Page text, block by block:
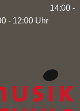
Uhr 14:00 -
12:00 Uhr